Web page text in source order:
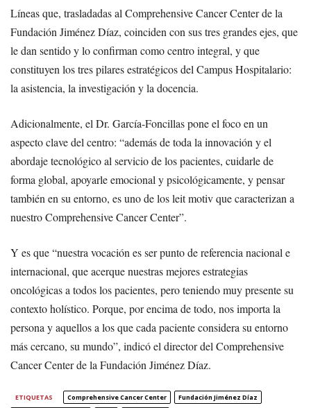
Líneas que, trasladadas al Comprehensive Cancer Center de la
Fundación Jiménez Díaz, coinciden con sus tres grandes ejes, que
le dan sentido y lo confirman como centro integral, y que
constituyen los tres pilares estratégicos del Campus Hospitalario:
la asistencia, la investigación y la docencia.
Adicionalmente, el Dr. García-Foncillas pone el foco en un
aspecto clave del centro: “además de toda la innovación y el
abordaje tecnológico al servicio de los pacientes, cuidarle de
forma global, apoyarle emocional y psicológicamente, y pensar
también en su entorno, es uno de los leit motiv que caracterizan a
nuestro Comprehensive Cancer Center”.
Y es que “nuestra vocación es ser punto de referencia nacional e
internacional, que acerque nuestras mejores estrategias
oncológicas a todos los pacientes, pero teniendo muy presente su
contexto holístico. Porque, por encima de todo, nos importa la
persona y aquellos a los que cada paciente considera su entorno
más cercano, su mundo”, indicó el director del Comprehensive
Cancer Center de la Fundación Jiménez Díaz.
ETIQUETAS Comprehensive Cancer Center
Fundación Jiménez Díaz